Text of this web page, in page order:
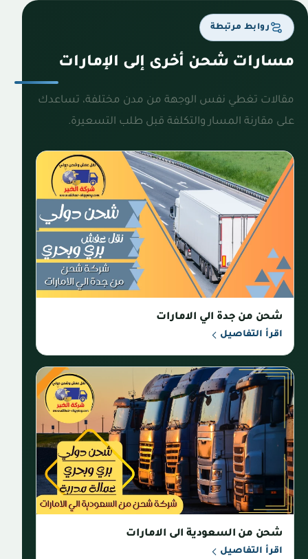
روابط مرتبطة
مسارات شحن أخرى إلى الإمارات
مقالات تغطي نفس الوجهة من مدن مختلفة، تساعدك
على مقارنة المسار والتكلفة قبل طلب التسعيرة.
شحن من جدة الي الامارات
اقرأ التفاصيل
شحن من السعودية الى الامارات
اقرأ التفاصيل